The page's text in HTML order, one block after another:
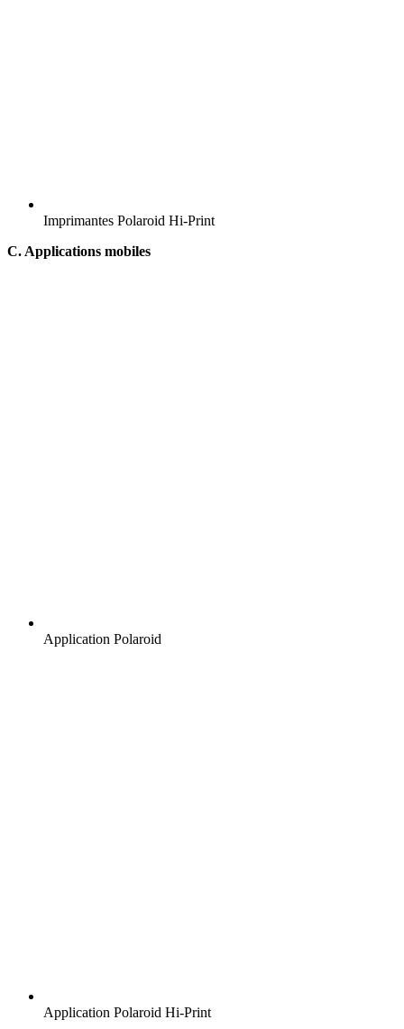
Imprimantes Polaroid Hi-Print
C. Applications mobiles
Application Polaroid
Application Polaroid Hi-Print